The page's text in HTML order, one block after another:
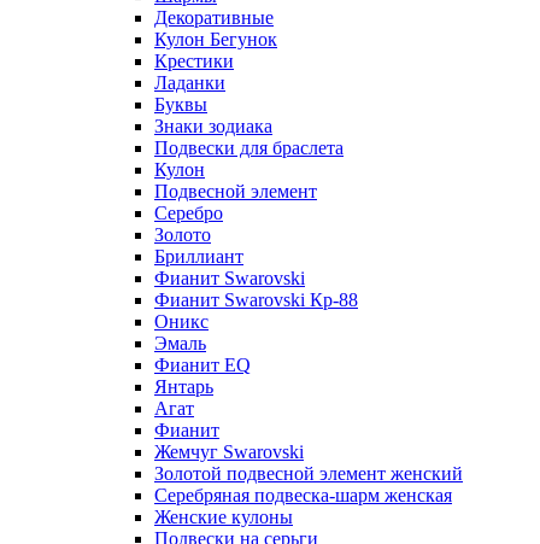
Декоративные
Кулон Бегунок
Крестики
Ладанки
Буквы
Знаки зодиака
Подвески для браслета
Кулон
Подвесной элемент
Серебро
Золото
Бриллиант
Фианит Swarovski
Фианит Swarovski Кр-88
Оникс
Эмаль
Фианит EQ
Янтарь
Агат
Фианит
Жемчуг Swarovski
Золотой подвесной элемент женcкий
Серебряная подвеска-шарм женская
Женские кулоны
Подвески на серьги